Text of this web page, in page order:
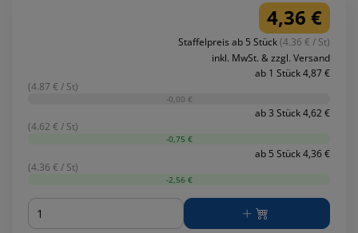
4,36 €
Staffelpreis ab 5 Stück(4.36 € / St)
inkl. MwSt. & zzgl. Versand
ab 1 Stück 4,87 €
(4.87 € / St)
-0,00 €
ab 3 Stück 4,62 €
(4.62 € / St)
-0,75 €
ab 5 Stück 4,36 €
(4.36 € / St)
-2,56 €
Menge